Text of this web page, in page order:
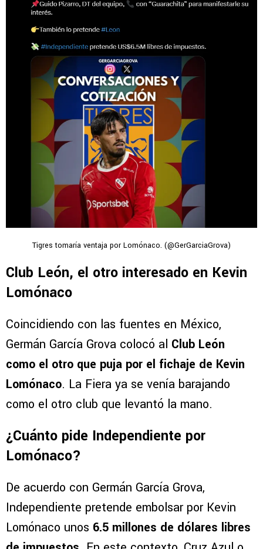
Tigres tomaría ventaja por Lomónaco. (@GerGarciaGrova)
Club León, el otro interesado en Kevin
Lomónaco
Coincidiendo con las fuentes en México,
Germán García Grova colocó al Club León
como el otro que puja por el fichaje de Kevin
Lomónaco. La Fiera ya se venía barajando
como el otro club que levantó la mano.
¿Cuánto pide Independiente por
Lomónaco?
De acuerdo con Germán García Grova,
Independiente pretende embolsar por Kevin
Lomónaco unos 6.5 millones de dólares libres